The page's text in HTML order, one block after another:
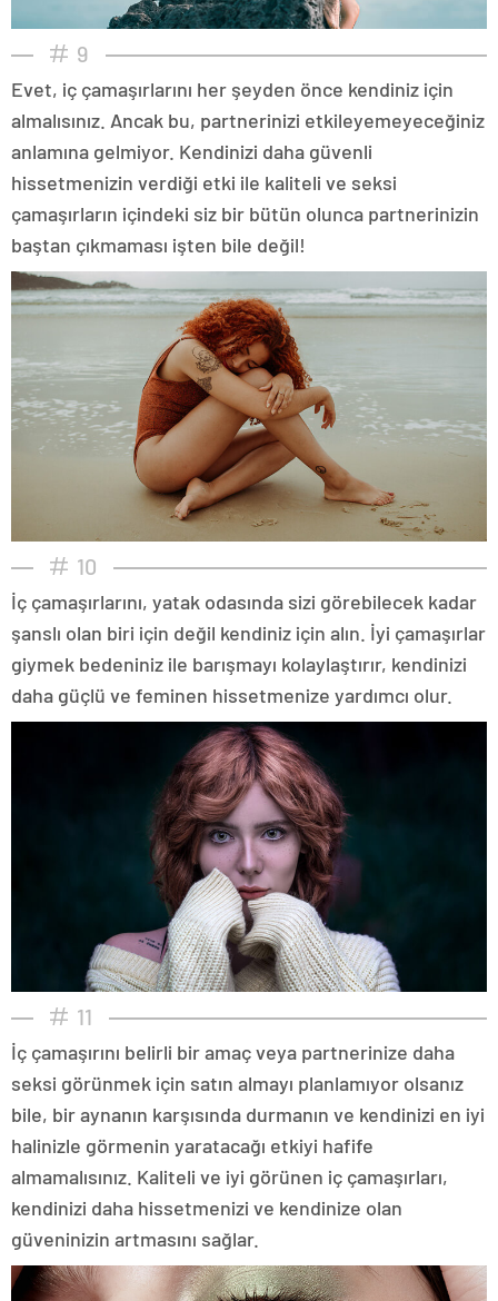
9
Evet, iç çamaşırlarını her şeyden önce kendiniz için
almalısınız. Ancak bu, partnerinizi etkileyemeyeceğiniz
anlamına gelmiyor. Kendinizi daha güvenli
hissetmenizin verdiği etki ile kaliteli ve seksi
çamaşırların içindeki siz bir bütün olunca partnerinizin
baştan çıkmaması işten bile değil!
10
İç çamaşırlarını, yatak odasında sizi görebilecek kadar
şanslı olan biri için değil kendiniz için alın. İyi çamaşırlar
giymek bedeniniz ile barışmayı kolaylaştırır, kendinizi
daha güçlü ve feminen hissetmenize yardımcı olur.
11
İç çamaşırını belirli bir amaç veya partnerinize daha
seksi görünmek için satın almayı planlamıyor olsanız
bile, bir aynanın karşısında durmanın ve kendinizi en iyi
halinizle görmenin yaratacağı etkiyi hafife
almamalısınız. Kaliteli ve iyi görünen iç çamaşırları,
kendinizi daha hissetmenizi ve kendinize olan
güveninizin artmasını sağlar.